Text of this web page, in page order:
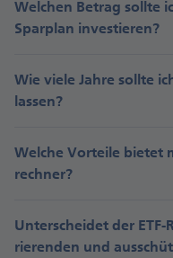
und die Nummer Ihres
Welchen Betrag sollte
Sparplan investieren?
Wie viele Jahre sollte
lassen?
Welche Vorteile bietet
rechner?
Unter­scheidet der
rieren­den und